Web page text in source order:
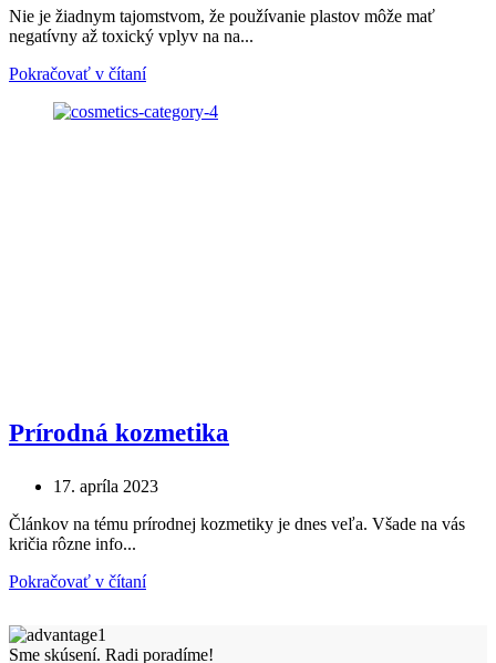
Nie je žiadnym tajomstvom, že používanie plastov môže mať
negatívny až toxický vplyv na na...
Pokračovať v čítaní
Prírodná kozmetika
17. apríla 2023
Článkov na tému prírodnej kozmetiky je dnes veľa. Všade na vás
kričia rôzne info...
Pokračovať v čítaní
Sme skúsení. Radi poradíme!